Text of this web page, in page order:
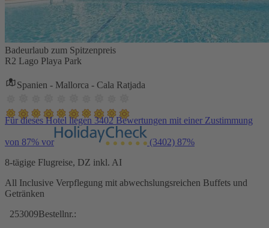
Badeurlaub zum Spitzenpreis
R2 Lago Playa Park
Spanien - Mallorca - Cala Ratjada
Für dieses Hotel liegen 3402 Bewertungen mit einer Zustimmung
von 87% vor (3402) 87%
8-tägige Flugreise, DZ inkl. AI
All Inclusive Verpflegung mit abwechslungsreichen Buffets und
Getränken
253009Bestellnr.: